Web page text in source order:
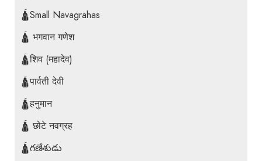
🛕Small Navagrahas
🛕 भगवान गणेश
🛕शिव (महादेव)
🛕पार्वती देवी
🛕हनुमान
🛕 छोटे नवग्रह
🛕గణేశుడు